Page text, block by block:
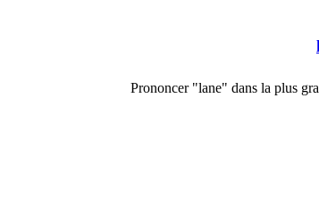
Prononcer "lane" dans la plus